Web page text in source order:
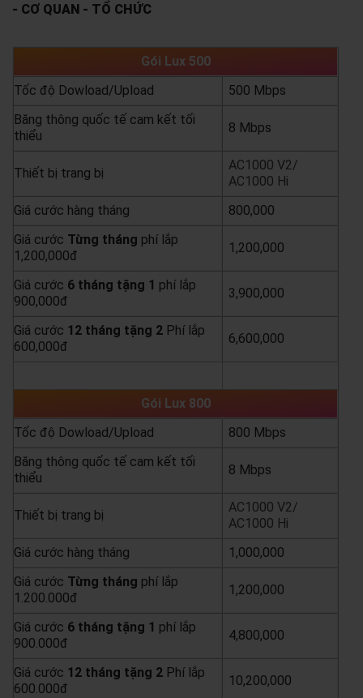
- CƠ QUAN - TỔ CHỨC
Gói Lux 500
Tốc độ Dowload/Upload
500 Mbps
Băng thông quốc tế cam kết tối
thiểu
8 Mbps
Thiết bị trang bị
AC1000 V2/
AC1000 Hi
Giá cước hàng tháng
800,000
Giá cước Từng tháng phí lắp
1,200,000đ
1,200,000
Giá cước 6 tháng tặng 1 phí lắp
900,000đ
3,900,000
Giá cước 12 tháng tặng 2 Phí lắp
600,000đ
6,600,000
Gói Lux 800
Tốc độ Dowload/Upload
800 Mbps
Băng thông quốc tế cam kết tối
thiểu
8 Mbps
Thiết bị trang bị
AC1000 V2/
AC1000 Hi
Giá cước hàng tháng
1,000,000
Giá cước Từng tháng phí lắp
1.200.000đ
1,200,000
Giá cước 6 tháng tặng 1 phí lắp
900.000đ
4,800,000
Giá cước 12 tháng tặng 2 Phí lắp
600.000đ
10,200,000